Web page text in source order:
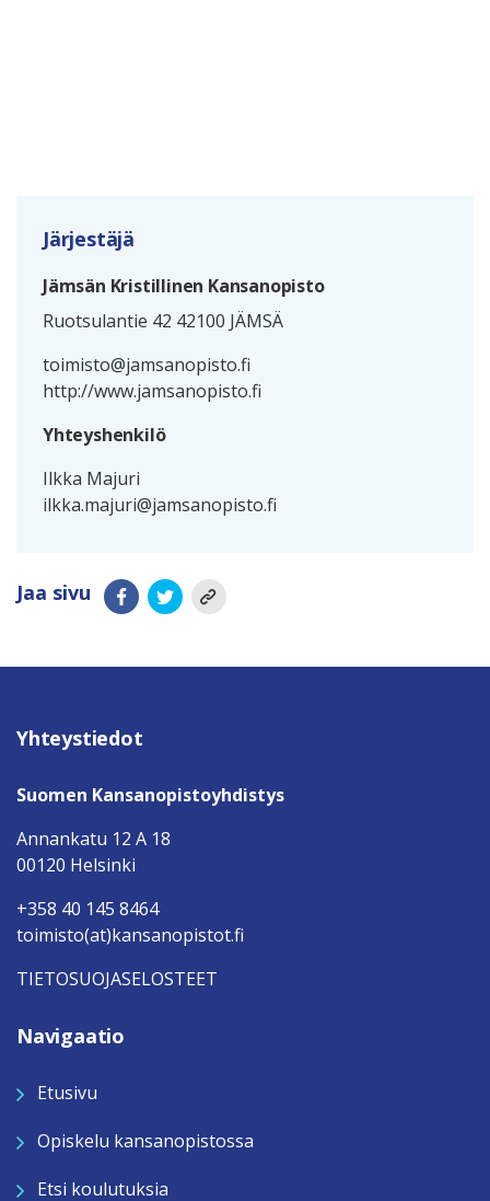
Järjestäjä
Jämsän Kristillinen Kansanopisto
Ruotsulantie 42 42100 JÄMSÄ
toimisto@jamsanopisto.fi
http://www.jamsanopisto.fi
Yhteyshenkilö
Ilkka Majuri
ilkka.majuri@jamsanopisto.fi
Jaa sivu
Yhteystiedot
Suomen Kansanopistoyhdistys
Annankatu 12 A 18
00120 Helsinki
+358 40 145 8464
toimisto(at)kansanopistot.fi
TIETOSUOJASELOSTEET
Navigaatio
Etusivu
Opiskelu kansanopistossa
Etsi koulutuksia